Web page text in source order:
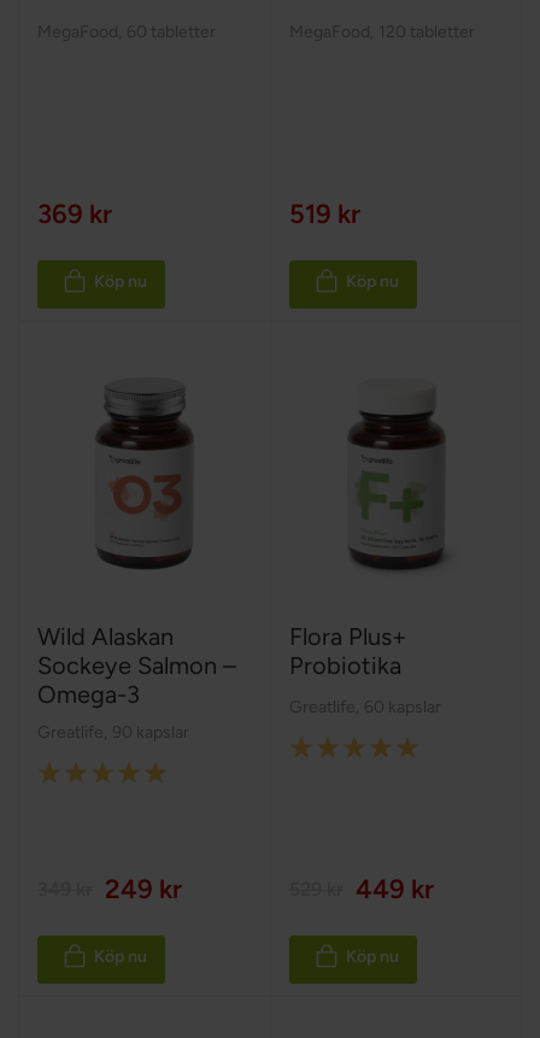
MegaFood 60 tabletter
369 kr
Köp nu
MegaFood 120 tabletter
519 kr
Köp nu
Wild Alaskan
Sockeye Salmon –
Omega-3
Greatlife 90 kapslar
Rating:
249 kr
Köp nu
Flora Plus+
Probiotika
Greatlife 60 kapslar
Rating:
449 kr
Köp nu